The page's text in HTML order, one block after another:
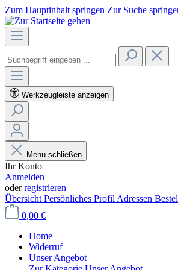
Zum Hauptinhalt springen Zur Suche
Werkzeugleiste anzeigen
Menü schließen
Ihr Konto
Anmelden
oderregistrieren
Übersicht Persönliches Profil Adressen
0,00 €
Home
Widerruf
Unser Angebot